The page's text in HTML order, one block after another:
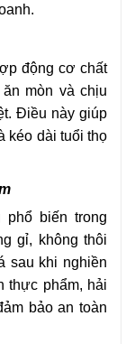
động cơ chất
mòn và chịu
Điều này giúp
kéo dài tuổi thọ
biến trong
gỉ, không thôi
sau khi nghiền
thực phẩm, hải
bảo an toàn